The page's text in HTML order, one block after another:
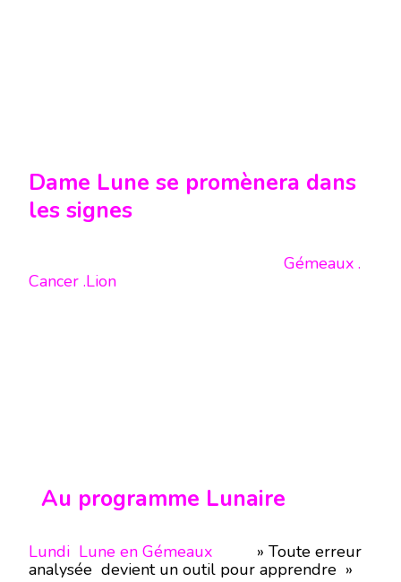
Dame Lune se promènera dans
les signes
Gémeaux .
Cancer .Lion
Au programme Lunaire
Lundi Lune en Gémeaux » Toute erreur
analysée devient un outil pour apprendre »